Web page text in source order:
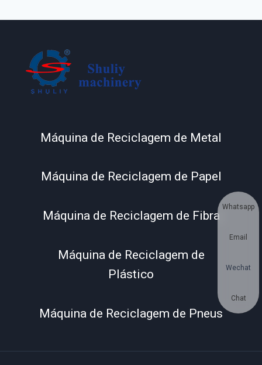
Máquina de Reciclagem de Metal
Máquina de Reciclagem de Papel
Máquina de Reciclagem de Fibra
Máquina de Reciclagem de
Plástico
Máquina de Reciclagem de Pneus
Whatsapp
Email
Wechat
Chat